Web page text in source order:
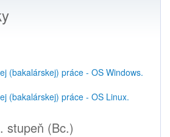
(bakalárskej) práce - OS Windows.
(bakalárskej) práce - OS Linux.
stupeň (Bc.)